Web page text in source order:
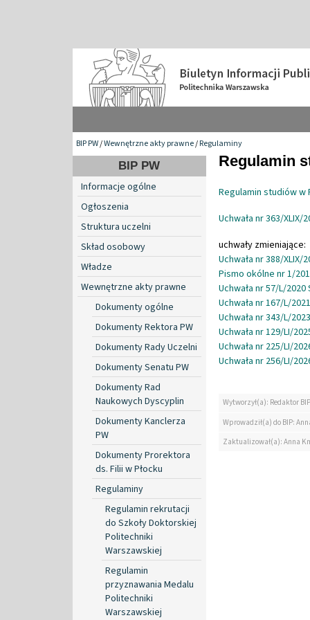
BIP PW/Wewnętrzne akty prawne/Regulaminy
BIP PW
Informacje ogólne
Ogłoszenia
Struktura uczelni
Skład osobowy
Władze
Wewnętrzne akty prawne
Dokumenty ogólne
Dokumenty Rektora PW
Dokumenty Rady Uczelni
Dokumenty Senatu PW
Dokumenty Rad
Naukowych Dyscyplin
Dokumenty Kanclerza
PW
Dokumenty Prorektora
ds. Filii w Płocku
Regulaminy
Regulamin rekrutacji
do Szkoły Doktorskiej
Politechniki
Warszawskiej
Regulamin
przyznawania Medalu
Politechniki
Warszawskiej
Regulamin
Regulamin studiów
Uchwała nr 363/
uchwały zmieniające:
Uchwała nr 388/
Pismo okólne nr 1/
Uchwała nr 57/L/
Uchwała nr 167/L/
Uchwała nr 343/L/
Uchwała nr 129/LI/
Uchwała nr 225/LI/
Uchwała nr 256/LI/
Wytworzył(a): Redaktor BIP
Wprowadził(a) do BIP:
Zaktualizował(a): Anna